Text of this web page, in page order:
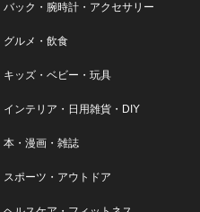
バック・腕時計・アクセサリー
グルメ・飲食
キッズ・ベビー・玩具
インテリア・日用雑貨・DIY
本・漫画・雑誌
スポーツ・アウトドア